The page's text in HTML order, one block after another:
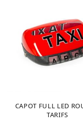
CAPOT FULL LED
TARIFS